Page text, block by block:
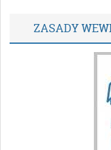
ZASADY